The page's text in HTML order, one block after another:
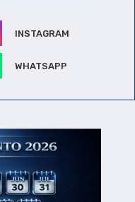
INSTAGRAM
WHATSAPP